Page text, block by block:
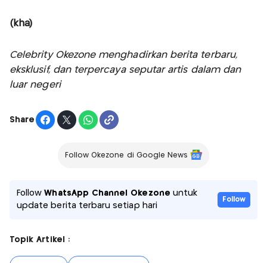
(kha)
Celebrity Okezone menghadirkan berita terbaru,
eksklusif, dan terpercaya seputar artis dalam dan
luar negeri
Share
Follow Okezone di Google News
FollowWhatsApp Channel Okezone untuk
update berita terbaru setiap hari
Follow
Topik Artikel :